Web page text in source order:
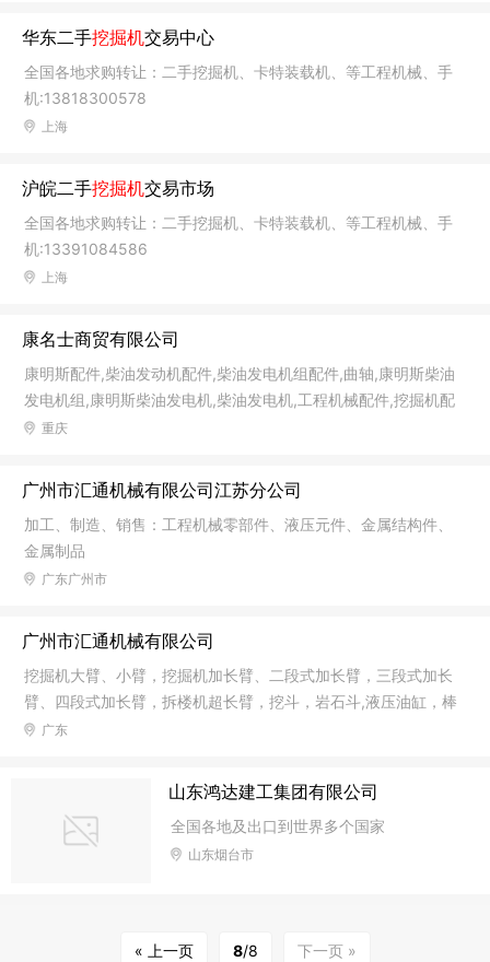
华东二手挖掘机交易中心
全国各地求购转让：二手挖掘机、卡特装载机、等工程机械、手
机:13818300578
上海
沪皖二手挖掘机交易市场
全国各地求购转让：二手挖掘机、卡特装载机、等工程机械、手
机:13391084586
上海
康名士商贸有限公司
康明斯配件,柴油发动机配件,柴油发电机组配件,曲轴,康明斯柴油
发电机组,康明斯柴油发电机,柴油发电机,工程机械配件,挖掘机配
件,推土机配件,船舶发动机配件,油田矿山设备配件,连杆,活塞,增压
塞销,活塞环,飞轮,风扇,冷却器
重庆
广州市汇通机械有限公司江苏分公司
加工、制造、销售：工程机械零部件、液压元件、金属结构件、
金属制品
广东广州市
广州市汇通机械有限公司
挖掘机大臂、小臂，挖掘机加长臂、二段式加长臂，三段式加长
臂、四段式加长臂，拆楼机超长臂，挖斗，岩石斗,液压油缸，棒
蕊，油缸筒，快速连接器，倾斜斗，液压抓钳器，贝型抓斗，松
广东
山东鸿达建工集团有限公司
全国各地及出口到世界多个国家
山东烟台市
« 上一页 8/8 下一页 »